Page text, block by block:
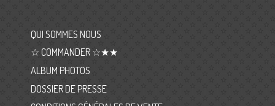
QUI SOMMES NOUS
☆ COMMANDER ☆★★
ALBUM PHOTOS
DOSSIER DE PRESSE